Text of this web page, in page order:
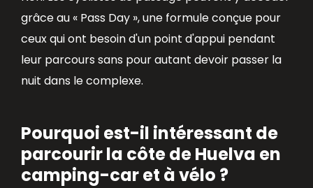
grâce au « Pass Day », une formule conçue pour
ceux qui ont besoin d'un point d'appui pendant
leur parcours sans pour autant devoir passer la
nuit dans le complexe.
Pourquoi est-il intéressant de
parcourir la côte de Huelva en
camping-car et à vélo ?